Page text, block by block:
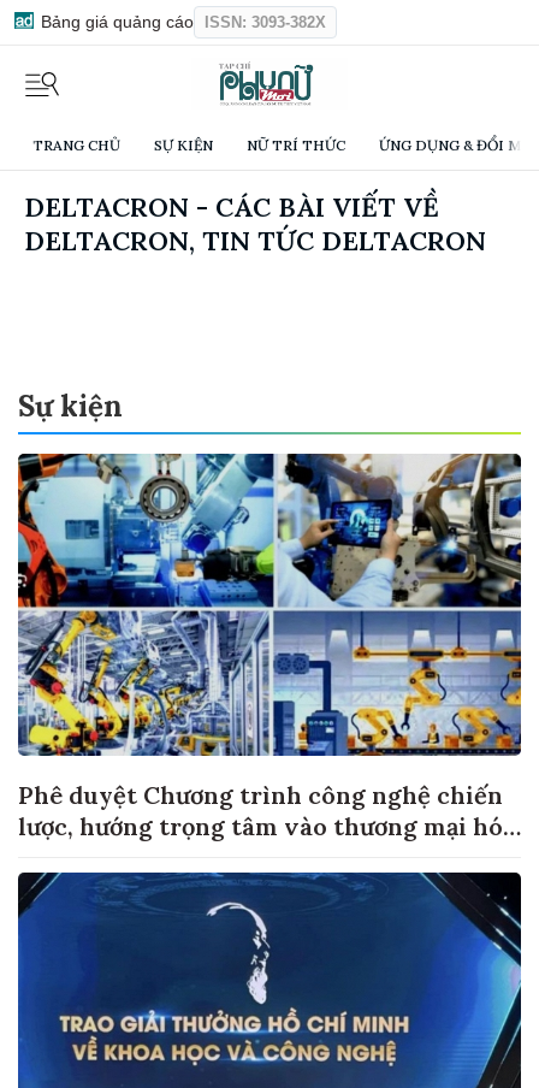
Bảng giá quảng cáo ISSN: 3093-382X
TRANG CHỦ SỰ KIỆN NỮ TRÍ THỨC ỨNG DỤNG & ĐỔI
DELTACRON - CÁC BÀI VIẾT VỀ
DELTACRON, TIN TỨC DELTACRON
Sự kiện
Phê duyệt Chương trình công nghệ chiến
lược, hướng trọng tâm vào thương mại hóa